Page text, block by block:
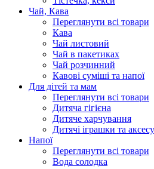
Чай, Кава
Переглянути всі товари
Кава
Чай листовий
Чай в пакетиках
Чай розчинний
Кавові суміші та напої
Для дітей та мам
Переглянути всі товари
Дитяча гігієна
Дитяче харчування
Дитячі іграшки та
Напої
Переглянути всі товари
Вода солодка